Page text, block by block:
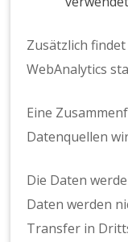
Zusätzlich
WebAnalytics
Eine
Datenquellen
Die Daten
Daten werden
Transfer in